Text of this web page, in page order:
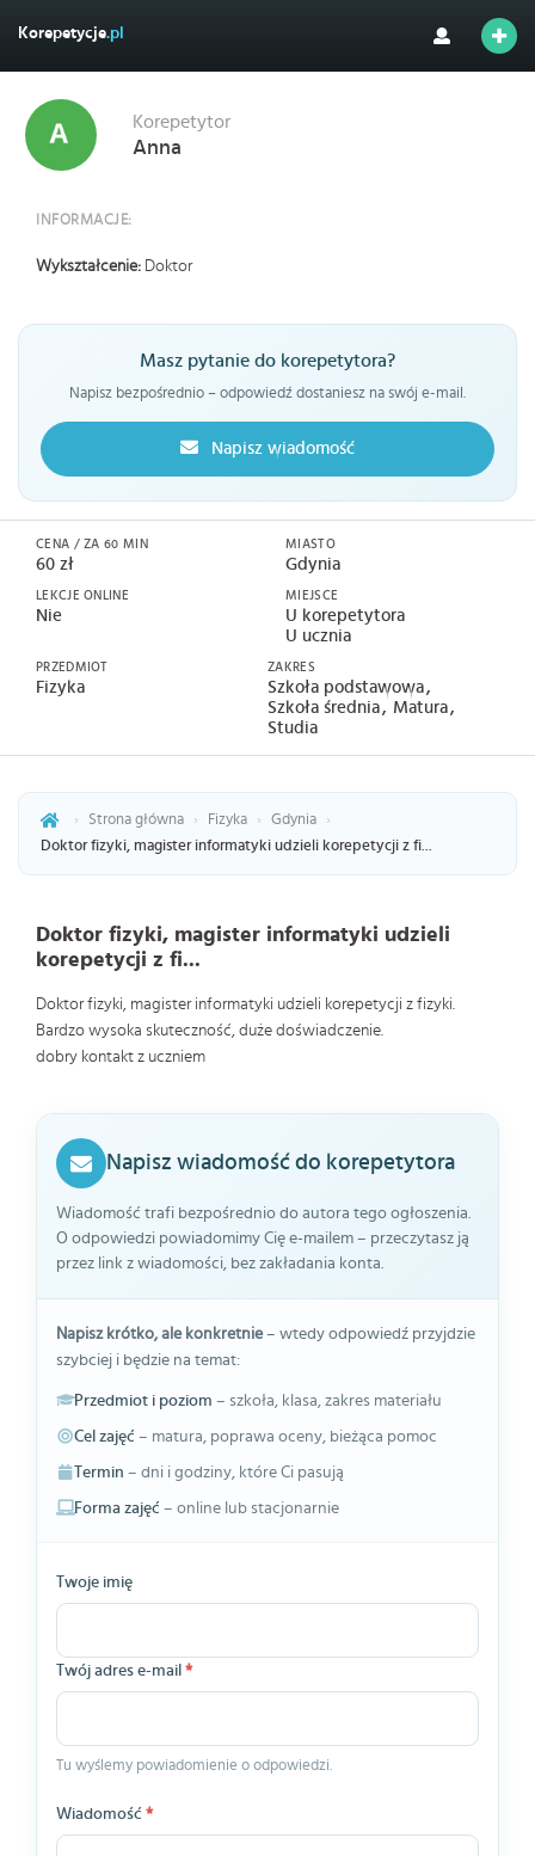
Korepetycje.pl
Korepetytor
Anna
INFORMACJE:
Wykształcenie: Doktor
Masz pytanie do korepetytora?
Napisz bezpośrednio – odpowiedź dostaniesz na swój e-mail.
Napisz wiadomość
CENA / ZA 60 MIN
60 zł
LEKCJE ONLINE
Nie
MIASTO
Gdynia
MIEJSCE
U korepetytora
U ucznia
PRZEDMIOT
Fizyka
ZAKRES
Szkoła podstawowa
Szkoła średnia Matura
Studia
› Strona główna › Fizyka › Gdynia
›
Doktor fizyki, magister informatyki udzieli korepetycji z fi...
Doktor fizyki, magister informatyki udzieli
korepetycji z fi...
Doktor fizyki, magister informatyki udzieli korepetycji z fizyki.
Bardzo wysoka skuteczność, duże doświadczenie.
dobry kontakt z uczniem
Napisz wiadomość do korepetytora
Wiadomość trafi bezpośrednio do autora tego ogłoszenia.
O odpowiedzi powiadomimy Cię e-mailem – przeczytasz ją
przez link z wiadomości, bez zakładania konta.
Napisz krótko, ale konkretnie– wtedy odpowiedź przyjdzie
szybciej i będzie na temat:
Przedmiot i poziom – szkoła, klasa, zakres materiału
Cel zajęć – matura, poprawa oceny, bieżąca pomoc
Termin – dni i godziny, które Ci pasują
Forma zajęć – online lub stacjonarnie
Twoje imię
Twój adres e-mail *
Tu wyślemy powiadomienie o odpowiedzi.
Wiadomość *